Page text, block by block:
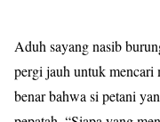
Aduh sayang nasib
pergi jauh untuk mencari
benar bahwa si petani